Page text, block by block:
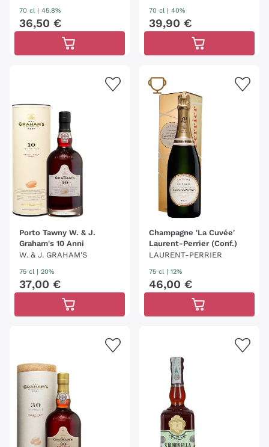
70 cl | 45.8%
36,50 €
70 cl | 40%
39,90 €
Porto Tawny W. & J.
Graham's 10 Anni
W. & J. GRAHAM'S
75 cl | 20%
37,00 €
Champagne 'La Cuvée'
Laurent-Perrier (Conf.)
LAURENT-PERRIER
75 cl | 12%
46,00 €